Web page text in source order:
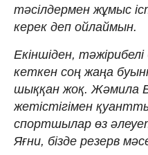
тәсілдермен жұ­­мыс
ке­рек деп ойлаймын.
Екіншіден,
кеткен соң жаңа
шыққан жоқ. Жәмила
жетістігімен
спортшылар өз
Яғни, бізде резерв